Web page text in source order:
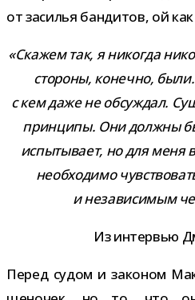
от заси­лья бан­ди­тов, ой
«Скажем так, я нико­гда
сто­роны, конечно,
с кем даже не обсуж­дал.
прин­ципы. Они должны
испы­ты­вает, но для меня
необ­хо­димо
и неза­ви­си­мым
Из интер­вью
Перед судом и зако­ном